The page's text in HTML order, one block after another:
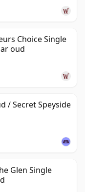
Choice Single
oud
/ Secret Speyside
Glen Single